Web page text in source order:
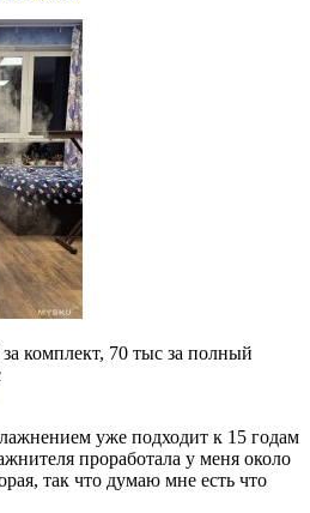
комплект, 70 тыс за полный
уже подходит к 15 годам
проработала у меня около
так что думаю мне есть что